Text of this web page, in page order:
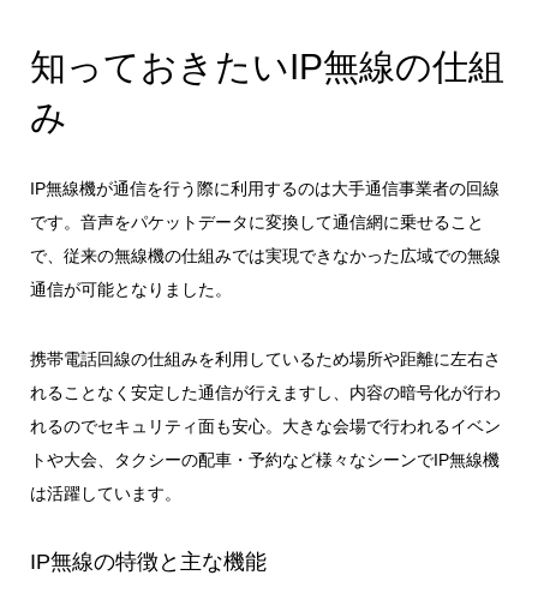
知っておきたいIP無線の仕組
み
IP無線機が通信を行う際に利用するのは大手通信事業者の回線
です。音声をパケットデータに変換して通信網に乗せること
で、従来の無線機の仕組みでは実現できなかった広域での無線
通信が可能となりました。
携帯電話回線の仕組みを利用しているため場所や距離に左右さ
れることなく安定した通信が行えますし、内容の暗号化が行わ
れるのでセキュリティ面も安心。大きな会場で行われるイベン
トや大会、タクシーの配車・予約など様々なシーンでIP無線機
は活躍しています。
IP無線の特徴と主な機能